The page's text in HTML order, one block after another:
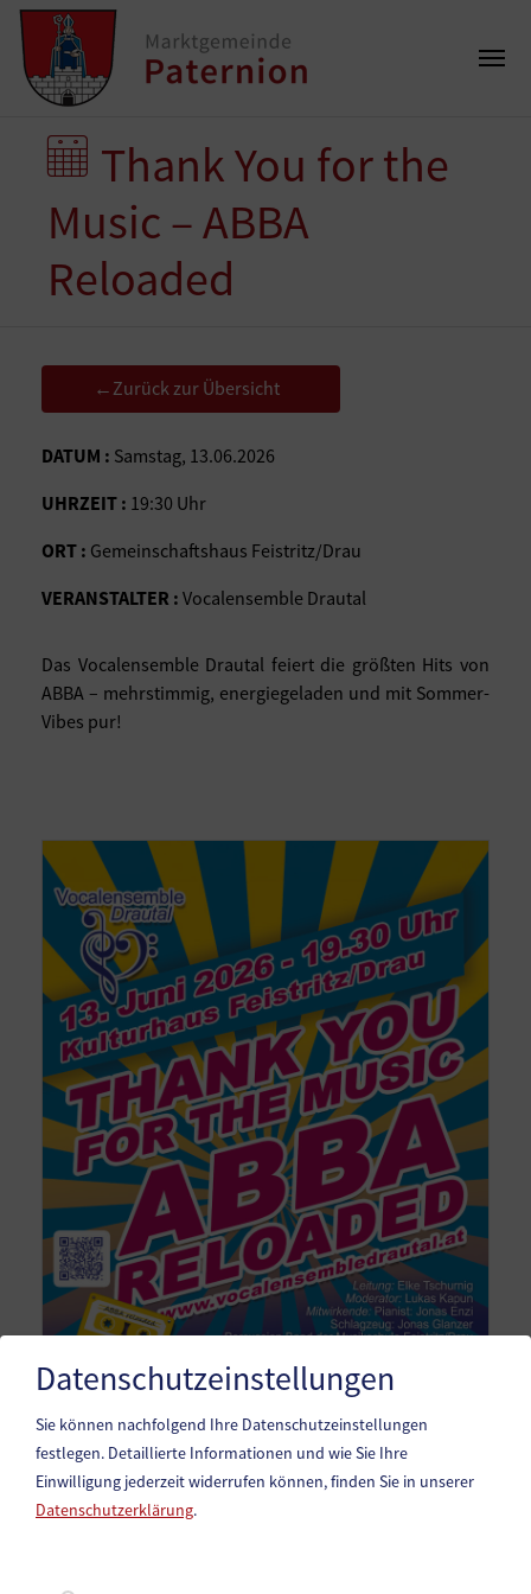
Thank You for the
Music – ABBA
Reloaded
← Zurück zur Übersicht
DATUM : Samstag, 13.06.2026
UHRZEIT : 19:30 Uhr
ORT : Gemeinschaftshaus Feistritz/Drau
VERANSTALTER : Vocalensemble Drautal
Das Vocalensemble Drautal feiert die größten Hits von
ABBA – mehrstimmig, energiegeladen und mit Sommer-
Vibes pur!
Datenschutzeinstellungen
Sie können nachfolgend Ihre Datenschutzeinstellungen
festlegen. Detaillierte Informationen und wie Sie Ihre
Einwilligung jederzeit widerrufen können, finden Sie in unserer
Datenschutzerklärung.